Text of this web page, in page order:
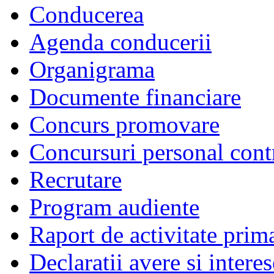
Conducerea
Agenda conducerii
Organigrama
Documente financiare
Concurs promovare
Concursuri personal
Recrutare
Program audiente
Raport de activitate
Declaratii avere si